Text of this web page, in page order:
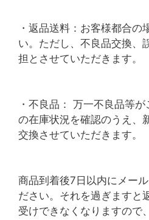
・返品送料：お客様都合の
い。ただし、不良品交換、
担とさせていただきます。
・不良品： 万一不良品等
の在庫状況を確認のうえ、
交換させていただきます。
商品到着後7日以内にメー
ださい。それを過ぎますと
受けできなくなりますので